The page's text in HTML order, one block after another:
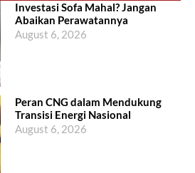
Investasi Sofa Mahal? Jangan
Abaikan Perawatannya
August 6, 2026
Peran CNG dalam Mendukung
Transisi Energi Nasional
August 6, 2026